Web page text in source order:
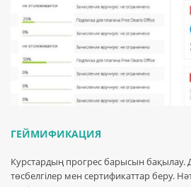
ГЕЙМИФИКАЦИЯ
Курстардың прогрес барысын бақылау.
төсбелгілер мен сертификаттар беру.